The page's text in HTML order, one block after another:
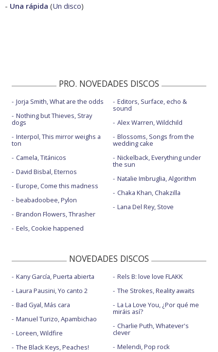
- Una rápida (Un disco)
PRO. NOVEDADES DISCOS
Jorja Smith, What are the odds
Nothing but Thieves, Stray
dogs
Interpol, This mirror weighs a
ton
Camela, Titánicos
David Bisbal, Eternos
Europe, Come this madness
beabadoobee, Pylon
Brandon Flowers, Thrasher
Eels, Cookie happened
Editors, Surface, echo &
sound
Alex Warren, Wildchild
Blossoms, Songs from the
wedding cake
Nickelback, Everything under
the sun
Natalie Imbruglia, Algorithm
Chaka Khan, Chakzilla
Lana Del Rey, Stove
NOVEDADES DISCOS
Kany García, Puerta abierta
Laura Pausini, Yo canto 2
Bad Gyal, Más cara
Manuel Turizo, Apambichao
Loreen, Wildfire
The Black Keys, Peaches!
Rels B: love love FLAKK
The Strokes, Reality awaits
La La Love You, ¿Por qué me
miráis así?
Charlie Puth, Whatever's
clever
Melendi, Pop rock